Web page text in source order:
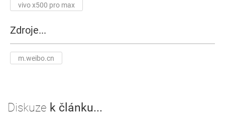
vivo x500 pro max
Zdroje...
m.weibo.cn
Diskuze k článku...